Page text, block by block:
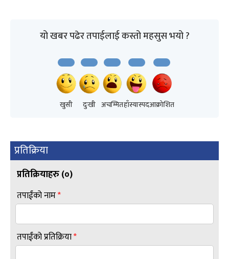
यो खबर पढेर तपाईलाई कस्तो महसुस भयो ?
खुसी दुःखी अचम्मितहाँस्यास्पदआक्रोशित
प्रतिक्रिया
प्रतिक्रियाहरु (०)
तपाईंको नाम*
तपाईंको प्रतिक्रिया*